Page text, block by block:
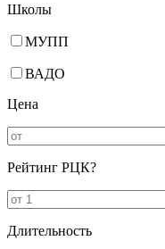
Школы
МУПП
ВАДО
Цена
Рейтинг РЦК?
Длительность